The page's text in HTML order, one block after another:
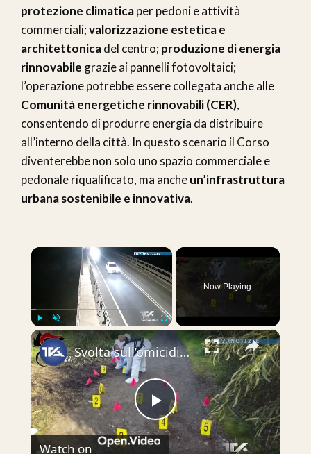
protezione climaticaper pedoni e attività
commerciali;valorizzazione estetica e
architettonicadel centro; produzione di energia
rinnovabile grazie ai pannelli fotovoltaici;
l’operazione potrebbe essere collegata anche alle
Comunità energetiche rinnovabili (CER),
consentendo di produrre energia da distribuire
all’interno della città. In questo scenario il Corso
diventerebbe non solo uno spazio commerciale e
pedonale riqualificato, ma ancheun’infrastruttura
urbana sostenibile e innovativa.
×
Play Unmute
Now Playing
×
Play
Svolta sull’omicidio di Salvatore Alfio Privitera, ritrovato carbonizzato il 6 gennaio nelle campagn
Watch on